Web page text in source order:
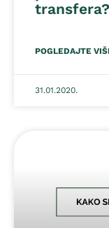
transfera?
POGLEDAJTE
31.01.2020.